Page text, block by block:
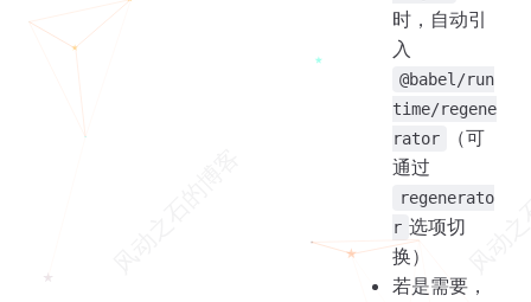
时，自动引
入
@babel/run
time/regene
rator
（可
通过
regenerato
r 选项切
换）
若是需要，